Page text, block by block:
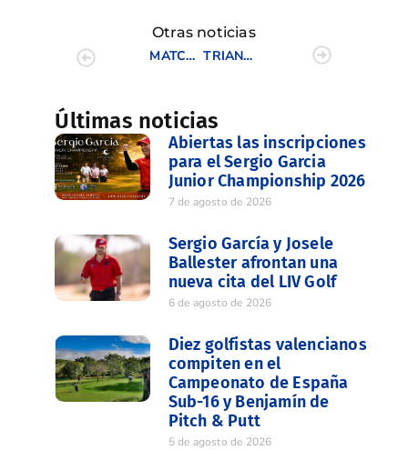
Otras noticias
MATCH INTERCLUBES FEMENINO CAMPOS DE GOLF DE LA C.V.
TRIANGULAR JUNIOR DE LA C.V. (I)
Últimas noticias
Abiertas las inscripciones
para el Sergio Garcia
Junior Championship 2026
7 de agosto de 2026
Sergio García y Josele
Ballester afrontan una
nueva cita del LIV Golf
6 de agosto de 2026
Diez golfistas valencianos
compiten en el
Campeonato de España
Sub-16 y Benjamín de
Pitch & Putt
5 de agosto de 2026